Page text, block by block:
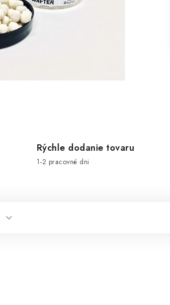
Rýchle dodanie tovaru
1-2 pracovné dni